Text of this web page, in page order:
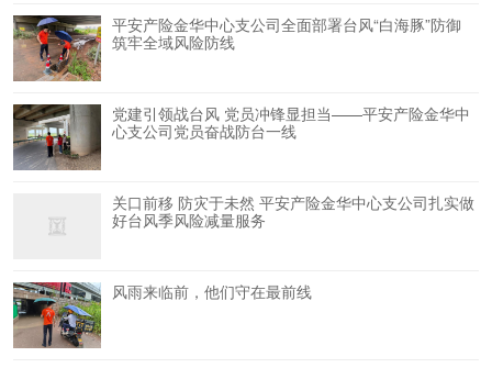
平安产险金华中心支公司全面部署台风“白海豚”防御
筑牢全域风险防线
党建引领战台风 党员冲锋显担当——平安产险金华中
心支公司党员奋战防台一线
关口前移 防灾于未然 平安产险金华中心支公司扎实做
好台风季风险减量服务
风雨来临前，他们守在最前线